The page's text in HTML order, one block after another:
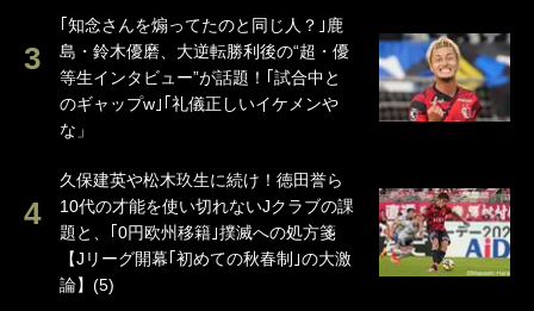
｢知念さんを煽ってたのと同じ人？｣鹿
島・鈴木優磨、大逆転勝利後の“超・優
等生インタビュー”が話題！｢試合中と
のギャップw｣｢礼儀正しいイケメンや
な」
久保建英や松木玖生に続け！徳田誉ら
10代の才能を使い切れないJクラブの課
題と、｢0円欧州移籍｣撲滅への処方箋
【Jリーグ開幕｢初めての秋春制｣の大激
論】(5)